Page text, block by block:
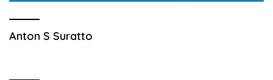
Anton S Suratto